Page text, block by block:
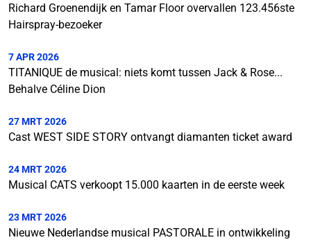
Richard Groenendijk en Tamar Floor overvallen 123.456ste
Hairspray-bezoeker
7 APR 2026
TITANIQUE de musical: niets komt tussen Jack & Rose...
Behalve Céline Dion
27 MRT 2026
Cast WEST SIDE STORY ontvangt diamanten ticket award
24 MRT 2026
Musical CATS verkoopt 15.000 kaarten in de eerste week
23 MRT 2026
Nieuwe Nederlandse musical PASTORALE in ontwikkeling